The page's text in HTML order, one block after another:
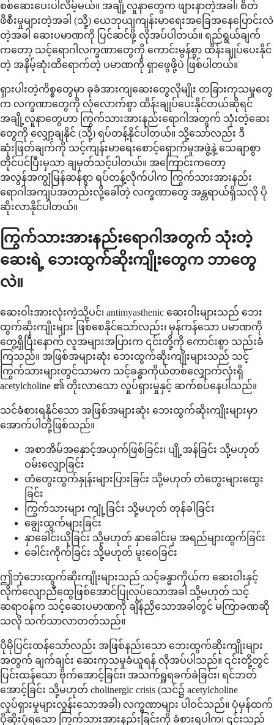
စစ်ဆေးပေးပါလိမ့်မယ်။ အချို့လူနာတွေက ဖျားနာတဲ့အခါ၊ စိတ်
ဖိစီးမှုများတဲ့အခါ (သို့) ယေဘုယျကျန်းမာရေးအခြေအနေပြောင်းလဲ
တဲ့အခါ ဆေးပမာဏကို ပြင်ဆင်ဖို့ လိုအပ်ပါတယ်။ ရည်ရွယ်ချက်
ကတော့ သင့်ရောဂါလက္ခဏာတွေကို ကောင်းမွန်စွာ ထိန်းချုပ်ပေးနိုင်
တဲ့ အနိမ့်ဆုံးထိရောက်တဲ့ ပမာဏကို ရှာဖွေဖို့ပဲ ဖြစ်ပါတယ်။
ရှားပါးတဲ့ကိစ္စတွေမှာ ခုခံအားကျဆေးတွေလိုမျိုး တခြားကုသမှုတွေ
က လက္ခဏာတွေကို လုံလောက်စွာ ထိန်းချုပ်ပေးနိုင်တယ်ဆိုရင်
အချို့လူနာတွေဟာ ကြွက်သားအားနည်းရောဂါအတွက် သုံးတဲ့ဆေး
တွေကို လျှော့ချနိုင် (သို့) ရပ်တန့်နိုင်ပါတယ်။ သို့သော်လည်း ဒီ
ဆုံးဖြတ်ချက်ကို သင့်ကျန်းမာရေးစောင့်ရှောက်မှုအဖွဲ့နဲ့ သေချာစွာ
တိုင်ပင်ပြီးမှသာ ချမှတ်သင့်ပါတယ်။ အကြောင်းကတော့
အလွန်အကျွံမြန်ဆန်စွာ ရပ်တန့်လိုက်ပါက ကြွက်သားအားနည်း
ရောဂါအကျပ်အတည်းလို့ခေါ်တဲ့ လက္ခဏာတွေ အန္တရာယ်ရှိသလို ပို
ဆိုးလာနိုင်ပါတယ်။
ကြွက်သားအားနည်းရောဂါအတွက် သုံးတဲ့
ဆေးရဲ့ ဘေးထွက်ဆိုးကျိုးတွေက ဘာတွေ
လဲ။
ဆေးဝါးအားလုံးကဲ့သို့ပင်၊ antimyasthenic ဆေးဝါးများသည် ဘေး
ထွက်ဆိုးကျိုးများ ဖြစ်စေနိုင်သော်လည်း၊ မှန်ကန်သော ပမာဏကို
တွေ့ရှိပြီးနောက် လူအများအပြားက ၎င်းတို့ကို ကောင်းစွာ သည်းခံ
ကြသည်။ အဖြစ်အများဆုံး ဘေးထွက်ဆိုးကျိုးများသည် သင့်
ကြွက်သားများတွင်သာမက သင့်ခန္ဓာကိုယ်တစ်လျှောက်လုံးရှိ
acetylcholine ၏ တိုးလာသော လှုပ်ရှားမှုနှင့် ဆက်စပ်နေပါသည်။
သင်ခံစားရနိုင်သော အဖြစ်အများဆုံး ဘေးထွက်ဆိုးကျိုးများမှာ
အောက်ပါတို့ဖြစ်သည်။
အစာအိမ်အနှောင့်အယှက်ဖြစ်ခြင်း၊ ပျို့အန်ခြင်း သို့မဟုတ်
ဝမ်းလျှောခြင်း
တံတွေးထွက်နှုန်းများပြားခြင်း သို့မဟုတ် တံတွေးများထွေး
ခြင်း
ကြွက်သားများ ကျုံ့ခြင်း သို့မဟုတ် တုန်ခါခြင်း
ချွေးထွက်များခြင်း
နှာခေါင်းယိုခြင်း သို့မဟုတ် နှာခေါင်းမှ အရည်များထွက်ခြင်း
ခေါင်းကိုက်ခြင်း သို့မဟုတ် မူးဝေခြင်း
ဤဘုံဘေးထွက်ဆိုးကျိုးများသည် သင့်ခန္ဓာကိုယ်က ဆေးဝါးနှင့်
လိုက်လျောညီထွေဖြစ်အောင်ပြုလုပ်သောအခါ သို့မဟုတ် သင့်
ဆရာဝန်က သင့်ဆေးပမာဏကို ချိန်ညှိသောအခါတွင် မကြာခဏဆို
သလို သက်သာလာတတ်သည်။
ပိုမိုပြင်းထန်သော်လည်း အဖြစ်နည်းသော ဘေးထွက်ဆိုးကျိုးများ
အတွက် ချက်ချင်း ဆေးကုသမှုခံယူရန် လိုအပ်ပါသည်။ ၎င်းတို့တွင်
ပြင်းထန်သော ဗိုက်အောင့်ခြင်း၊ အသက်ရှူရခက်ခဲခြင်း၊ ရင်ဘတ်
အောင့်ခြင်း သို့မဟုတ် cholinergic crisis (သင်၌ acetylcholine
လှုပ်ရှားမှုများလွန်းသောအခါ) လက္ခဏာများ ပါဝင်သည်။ ပုံမှန်ထက်
ပိုဆိုးပုံရသော ကြွက်သားအားနည်းခြင်းကို ခံစားရပါက၊ ၎င်းသည်